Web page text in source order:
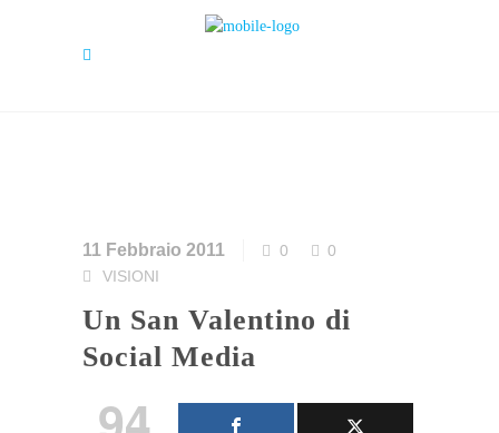
11 Febbraio 2011 0
0
VISIONI
Un San Valentino di
Social Media